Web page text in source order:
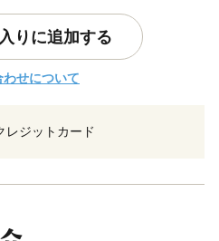
りに追加する
わせについて
レジットカード